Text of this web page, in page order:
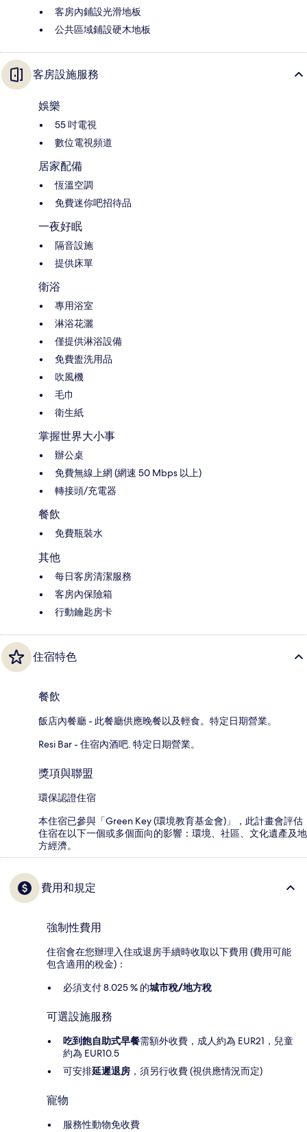
客房內鋪設光滑地板
公共區域鋪設硬木地板
客房設施服務
娛樂
55 吋電視
數位電視頻道
居家配備
恆溫空調
免費迷你吧招待品
一夜好眠
隔音設施
提供床單
衛浴
專用浴室
淋浴花灑
僅提供淋浴設備
免費盥洗用品
吹風機
毛巾
衛生紙
掌握世界大小事
辦公桌
免費無線上網 (網速 50 Mbps 以上)
轉接頭/充電器
餐飲
免費瓶裝水
其他
每日客房清潔服務
客房內保險箱
行動鑰匙房卡
住宿特色
餐飲
飯店內餐廳 - 此餐廳供應晚餐以及輕食。特定日期營業。
Resi Bar - 住宿內酒吧. 特定日期營業。
獎項與聯盟
環保認證住宿
本住宿已參與「Green Key (環境教育基金會)」，此計畫會評估
住宿在以下一個或多個面向的影響：環境、社區、文化遺產及地
方經濟。
費用和規定
強制性費用
住宿會在您辦理入住或退房手續時收取以下費用 (費用可能
包含適用的稅金)：
必須支付 8.025 % 的城市稅/地方稅
可選設施服務
吃到飽自助式早餐需額外收費，成人約為 EUR21，兒童
約為 EUR10.5
可安排延遲退房 ，須另行收費 (視供應情況而定)
寵物
服務性動物免收費